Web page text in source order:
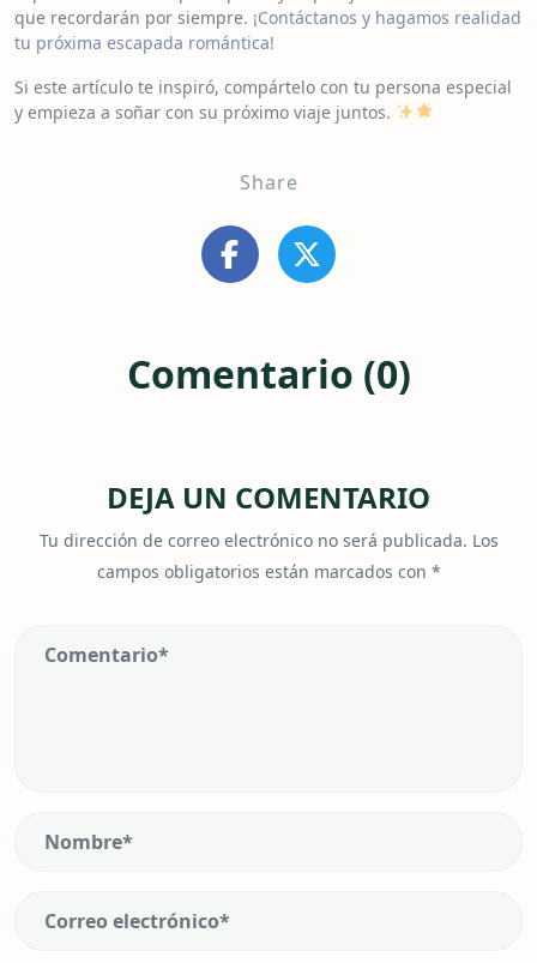
que recordarán por siempre. ¡Contáctanos y hagamos realidad
tu próxima escapada romántica!
Si este artículo te inspiró, compártelo con tu persona especial
y empieza a soñar con su próximo viaje juntos.
Share
Comentario (0)
DEJA UN COMENTARIO
Tu dirección de correo electrónico no será publicada. Los
campos obligatorios están marcados con *